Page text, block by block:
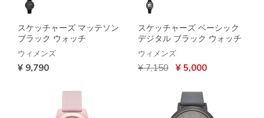
スケッチャーズ マッテソン
ブラック ウォッチ
ウィメンズ
¥ 9,790
スケッチャーズ ベーシック
デジタル ブラック ウォッチ
ウィメンズ
からの値引き
¥ 7,150 から
¥ 5,000